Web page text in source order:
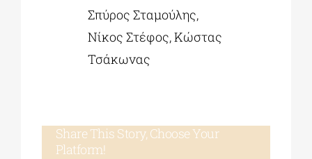
Σπύρος Σταμούλης,
Νίκος Στέφος, Κώστας
Τσάκωνας
Share This Story, Choose Your
Platform!